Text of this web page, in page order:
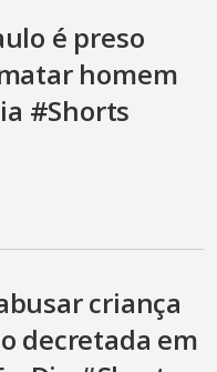
é preso
homem
#Shorts
criança
decretada em